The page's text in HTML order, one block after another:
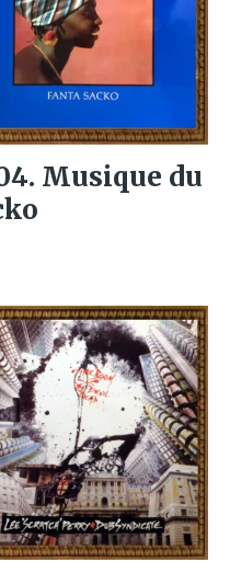
Musique du